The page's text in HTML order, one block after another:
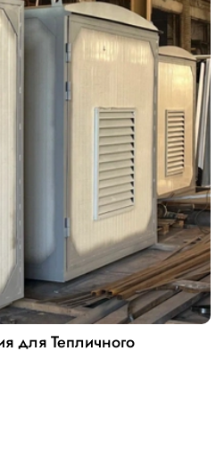
для Тепличного